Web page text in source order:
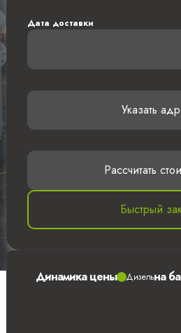
Дата доставки
Указать
Рассчитать
Быстрый
Динамика цены Дизельна